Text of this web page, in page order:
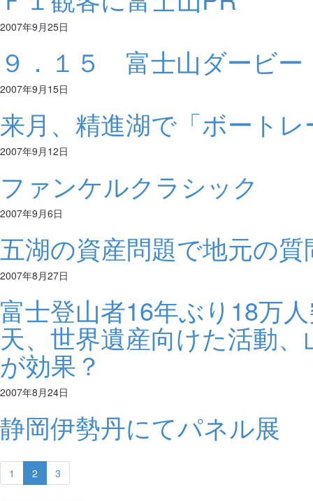
2007年9月25日
９．１５ 富士山ダービー
2007年9月15日
来月、精進湖で「ボート
2007年9月12日
ファンケルクラシック
2007年9月6日
五湖の資産問題で地元の
2007年8月27日
富士登山者16年ぶり18万
天、世界遺産向けた活動、
が効果？
2007年8月24日
静岡伊勢丹にてパネル展
1 2 3